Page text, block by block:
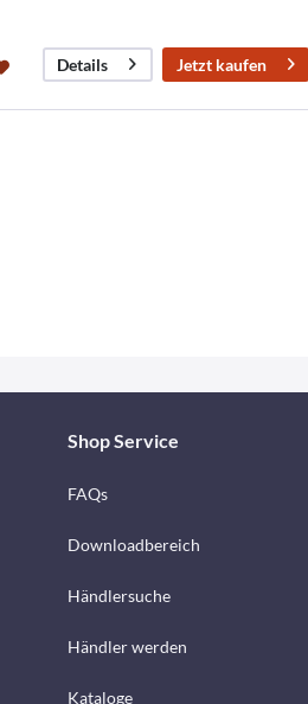
Details Jetzt kaufen
Shop Service
FAQs
Downloadbereich
Händlersuche
Händler werden
Kataloge